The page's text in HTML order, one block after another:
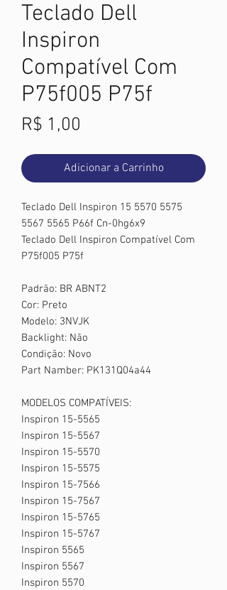
Teclado Dell
Inspiron
Compatível Com
P75f005 P75f
R$ 1,00
Adicionar a Carrinho
Teclado Dell Inspiron 15 5570 5575
5567 5565 P66f Cn-0hg6x9
Teclado Dell Inspiron Compatível Com
P75f005 P75f
Padrão: BR ABNT2
Cor: Preto
Modelo: 3NVJK
Backlight: Não
Condição: Novo
Part Namber: PK131Q04a44
MODELOS COMPATÍVEIS:
Inspiron 15-5565
Inspiron 15-5567
Inspiron 15-5570
Inspiron 15-5575
Inspiron 15-7566
Inspiron 15-7567
Inspiron 15-5765
Inspiron 15-5767
Inspiron 5565
Inspiron 5567
Inspiron 5570